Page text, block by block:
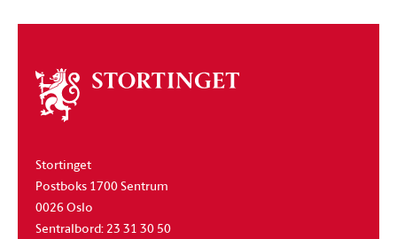
Om
stortinget
Stortinget
Postboks 1700 Sentrum
0026 Oslo
Sentralbord: 23 31 30 50